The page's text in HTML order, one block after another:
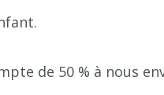
de 50 % à nous